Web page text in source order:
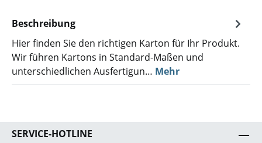
Beschreibung
Hier finden Sie den richtigen Karton für Ihr Produkt.
Wir führen Kartons in Standard-Maßen und
unterschiedlichen Ausfertigun… Mehr
SERVICE-HOTLINE